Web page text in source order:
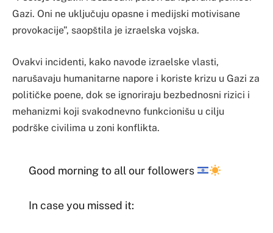
Gazi. Oni ne uključuju opasne i medijski motivisane
provokacije”, saopštila je izraelska vojska.
Ovakvi incidenti, kako navode izraelske vlasti,
narušavaju humanitarne napore i koriste krizu u Gazi za
političke poene, dok se ignoriraju bezbednosni rizici i
mehanizmi koji svakodnevno funkcionišu u cilju
podrške civilima u zoni konflikta.
Good morning to all our followers
In case you missed it: